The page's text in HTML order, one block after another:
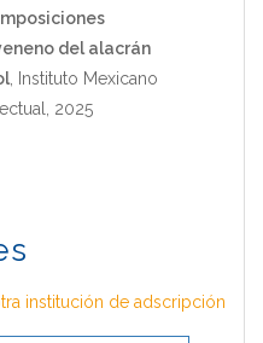
del alacrán
, Instituto Mexicano
2025
institución de adscripción